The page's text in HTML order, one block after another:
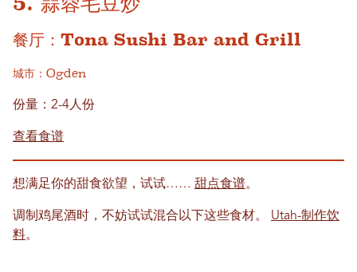
餐厅：Tona Sushi Bar and Grill
城市：Ogden
份量：2-4人份
查看食谱
想满足你的甜食欲望，试试…… 甜点食谱。
调制鸡尾酒时，不妨试试混合以下这些食材。 Utah-制作饮
料。